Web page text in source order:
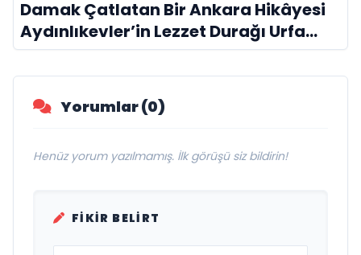
Damak Çatlatan Bir Ankara Hikâyesi
Aydınlıkevler’in Lezzet Durağı Urfa
Damak
Yorumlar (0)
Henüz yorum yazılmamış. İlk görüşü siz bildirin!
FIKIR BELIRT